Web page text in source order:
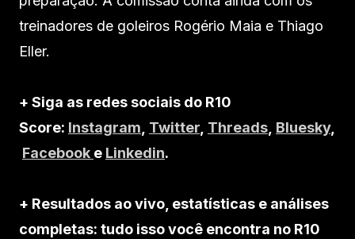
treinadores de goleiros Rogério Maia e Thiago
Eller.
+ Siga as redes sociais do R10
Score: Instagram, Twitter, Threads, Bluesky,
Facebook e Linkedin.
+ Resultados ao vivo, estatísticas e análises
completas: tudo isso você encontra no R10